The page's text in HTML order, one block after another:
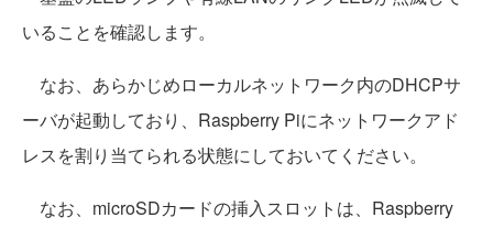
いることを確認します。
なお、あらかじめローカルネットワーク内のDHCPサ
ーバが起動しており、Raspberry Piにネットワークアド
レスを割り当てられる状態にしておいてください。
なお、microSDカードの挿入スロットは、Raspberry